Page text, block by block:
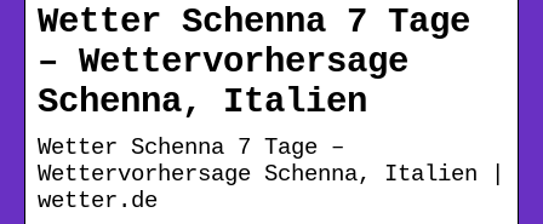
Wetter Schenna 7 Tage
– Wettervorhersage
Schenna, Italien
Wetter Schenna 7 Tage –
Wettervorhersage Schenna, Italien |
wetter.de